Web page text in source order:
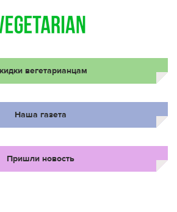
вегетарианцам
Наша газета
Пришли новость